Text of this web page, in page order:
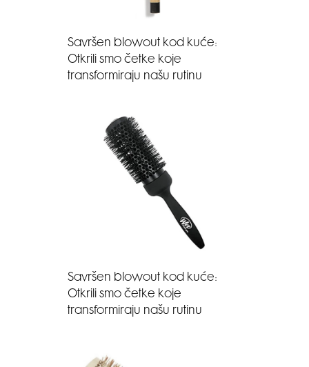
Savršen blowout kod kuće:
Otkrili smo četke koje
transformiraju našu rutinu
Savršen blowout kod kuće:
Otkrili smo četke koje
transformiraju našu rutinu